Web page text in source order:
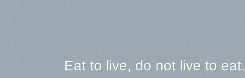
Eat to live, do not live to eat.